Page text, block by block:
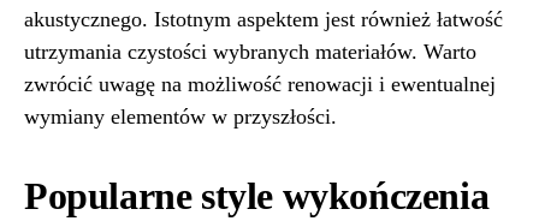
akustycznego. Istotnym aspektem jest również łatwość
utrzymania czystości wybranych materiałów. Warto
zwrócić uwagę na możliwość renowacji i ewentualnej
wymiany elementów w przyszłości.
Popularne style wykończenia